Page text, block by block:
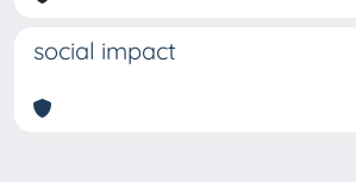
social impact